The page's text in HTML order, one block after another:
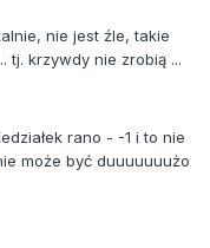
nie jest źle, takie
tj. krzywdy nie zrobią ...
rano - -1 i to nie
może być duuuuuuużo